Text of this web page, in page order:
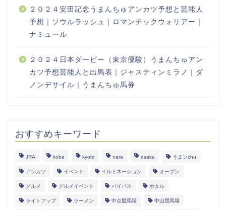
２０２４安田記念うまんちゅアンカツ予想と芸能人
予想｜ソウルラッシュ｜ロマンチックウォリアー｜
ナミュール
２０２４日本ダービー（東京優駿）うまんちゅアン
カツ予想芸能人と出馬表｜ジャスティンミラノ｜ダ
ノンデサイル｜うまんちゅ馬券
おすすめキーワード
JRA kobe kyoto nara osaka うまンchu
アンカツ イベント イルミネーション オープン
グルメ グルメイベント バイパス ホタル
ライトアップ ラーメン 中京競馬場 中山競馬場